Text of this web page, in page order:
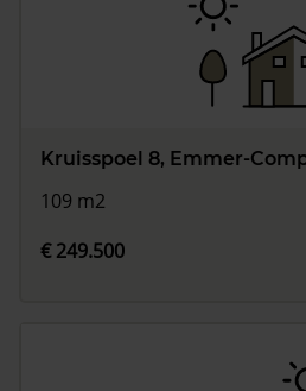
Kruisspoel 8, Emmer-
109 m2
€ 249.500